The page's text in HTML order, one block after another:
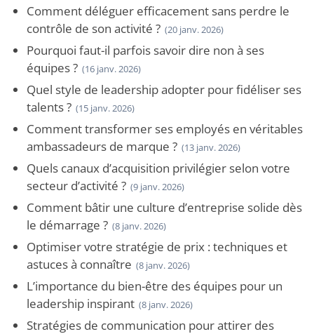
Comment déléguer efficacement sans perdre le
contrôle de son activité ? (20 janv. 2026)
Pourquoi faut-il parfois savoir dire non à ses
équipes ? (16 janv. 2026)
Quel style de leadership adopter pour fidéliser ses
talents ? (15 janv. 2026)
Comment transformer ses employés en véritables
ambassadeurs de marque ? (13 janv. 2026)
Quels canaux d’acquisition privilégier selon votre
secteur d’activité ? (9 janv. 2026)
Comment bâtir une culture d’entreprise solide dès
le démarrage ? (8 janv. 2026)
Optimiser votre stratégie de prix : techniques et
astuces à connaître (8 janv. 2026)
L’importance du bien-être des équipes pour un
leadership inspirant (8 janv. 2026)
Stratégies de communication pour attirer des